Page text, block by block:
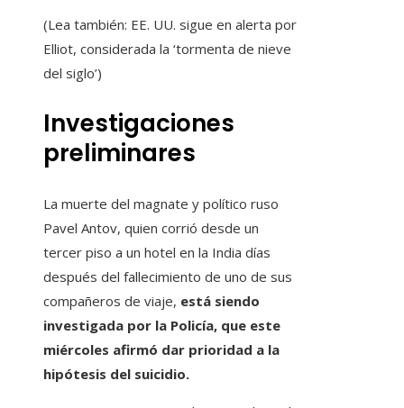
(Lea también: EE. UU. sigue en alerta por
Elliot, considerada la ‘tormenta de nieve
del siglo’)
Investigaciones
preliminares
La muerte del magnate y político ruso
Pavel Antov, quien corrió desde un
tercer piso a un hotel en la India días
después del fallecimiento de uno de sus
compañeros de viaje, está siendo
investigada por la Policía, que este
miércoles afirmó dar prioridad a la
hipótesis del suicidio.